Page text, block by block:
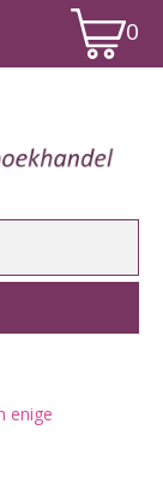
0
Winkelwagen:
enige